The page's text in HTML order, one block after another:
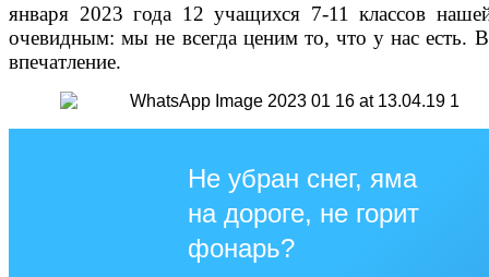
января 2023 года 12 учащихся 7-11 классов
очевидным: мы не всегда ценим то, что у нас есть.
впечатление.
Не убран снег, яма
на дороге, не горит
фонарь?